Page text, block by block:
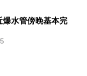
爆水管傍晚基本完